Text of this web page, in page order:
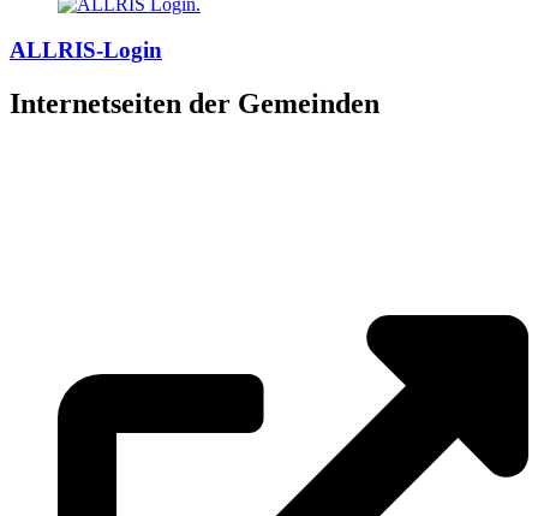
ALLRIS-Login
Internetseiten der Gemeinden